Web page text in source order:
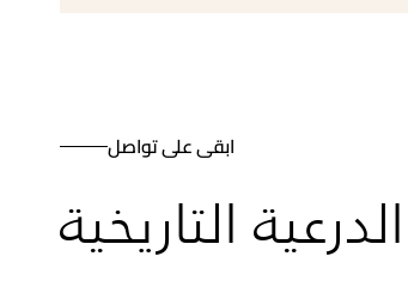
ابقى على تواصل
التاريخية